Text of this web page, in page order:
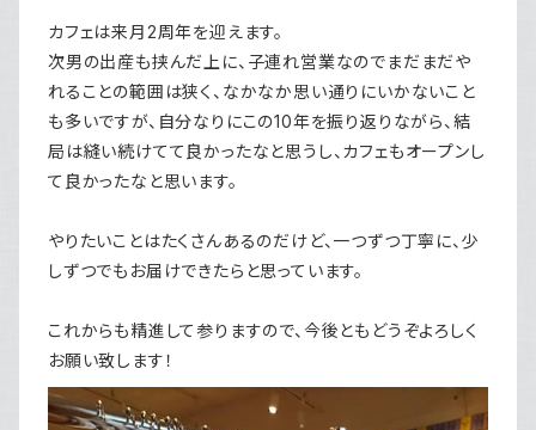
カフェは来月2周年を迎えます。
次男の出産も挟んだ上に、子連れ営業なのでまだまだや
れることの範囲は狭く、なかなか思い通りにいかないこと
も多いですが、自分なりにこの10年を振り返りながら、結
局は縫い続けてて良かったなと思うし、カフェもオープンし
て良かったなと思います。
やりたいことはたくさんあるのだけど、一つずつ丁寧に、少
しずつでもお届けできたらと思っています。
これからも精進して参りますので、今後ともどうぞよろしく
お願い致します！